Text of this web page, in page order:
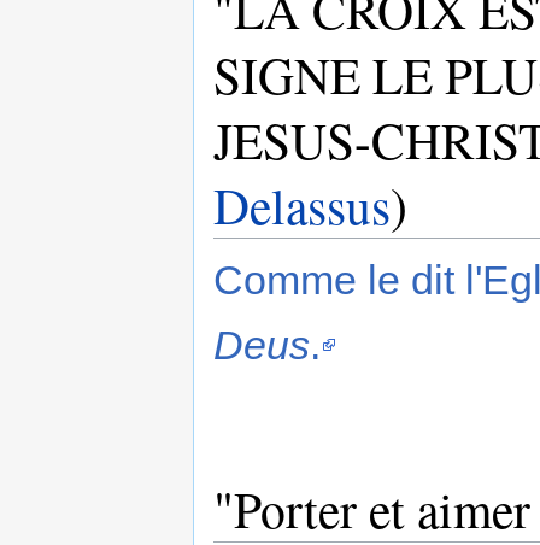
SIGNE LE
JESUS-
Delassus)
Comme le dit
Deus.
"Porter et